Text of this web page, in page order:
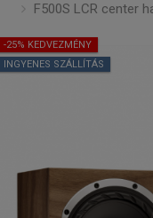
F500S LCR center
-25% KEDVEZMÉNY
INGYENES SZÁLLÍTÁS